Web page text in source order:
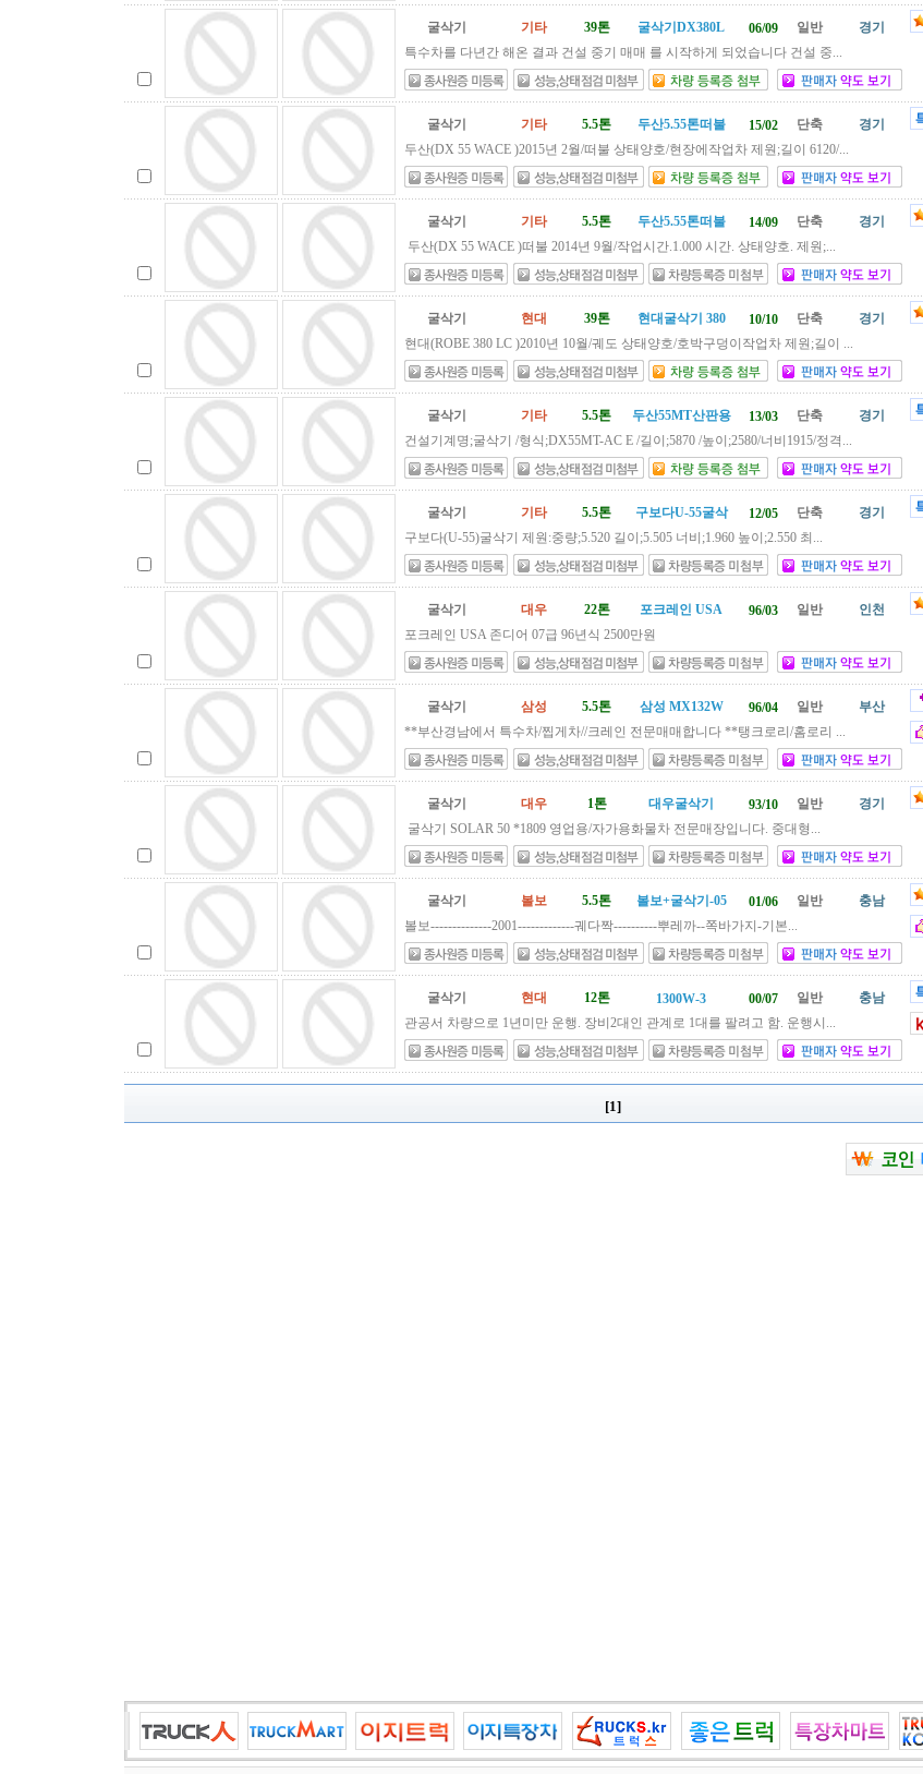
굴삭기 기타 39톤 굴삭기DX380L 06/09 일반
경기
특수차를 다년간 해온 결과 건설 중기 매매 를 시작하게 되었습니다 건설 중...
굴삭기 기타 5.5톤 두산5.55톤떠불 15/02 단축
경기
두산(DX 55 WACE )2015년 2월/떠불 상태양호/현장에작업차 제원;길이 6120/...
굴삭기 기타 5.5톤 두산5.55톤떠불 14/09 단축
경기
두산(DX 55 WACE )떠불 2014년 9월/작업시간.1.000 시간. 상태양호. 제원;...
굴삭기 현대 39톤 현대굴삭기 380 10/10 단축
경기
현대(ROBE 380 LC )2010년 10월/궤도 상태양호/호박구덩이작업차 제원;길이 ...
굴삭기 기타 5.5톤 두산55MT산판용 13/03 단축
경기
건설기계명;굴삭기 /형식;DX55MT-AC E /길이;5870 /높이;2580/너비1915/정격...
굴삭기 기타 5.5톤 구보다U-55굴삭 12/05 단축
경기
구보다(U-55)굴삭기 제원:중량;5.520 길이;5.505 너비;1.960 높이;2.550 최...
굴삭기 대우 22톤 포크레인 USA 96/03 일반
인천
포크레인 USA 존디어 07급 96년식 2500만원
굴삭기 삼성 5.5톤 삼성 MX132W 96/04 일반
부산
**부산경남에서 특수차/찝게차//크레인 전문매매합니다 **탱크로리/홈로리 ...
굴삭기 대우 1톤 대우굴삭기 93/10 일반
경기
굴삭기 SOLAR 50 *1809 영업용/자가용화물차 전문매장입니다. 중대형...
굴삭기 볼보 5.5톤 볼보+굴삭기-05 01/06 일반
충남
볼보--------------2001-------------궤다짝----------뿌레까--쪽바가지-기본...
굴삭기 현대 12톤 1300W-3 00/07 일반
충남
관공서 차량으로 1년미만 운행. 장비2대인 관계로 1대를 팔려고 함. 운행시...
[1]